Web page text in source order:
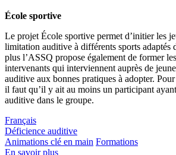
École sportive
Le projet École sportive permet d’initier les
limitation auditive à différents sports adaptés
plus l’ASSQ propose également de former
intervenants qui interviennent auprès de
auditive aux bonnes pratiques à adopter.
il faut qu’il y ait au moins un participant
auditive dans le groupe.
Français
Déficience auditive
Animations clé en main Formations
En savoir plus